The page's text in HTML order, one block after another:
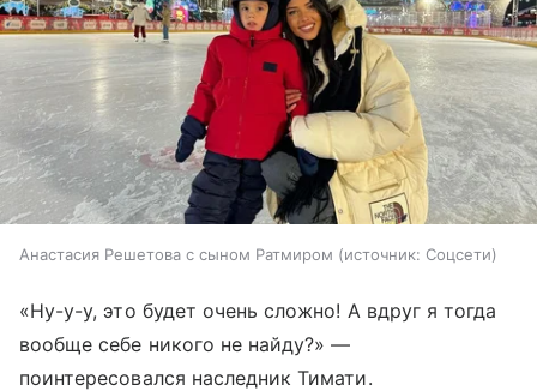
Анастасия Решетова с сыном Ратмиром источник: Соцсети
«Ну-у-у, это будет очень сложно! А вдруг я тогда
вообще себе никого не найду?» —
поинтересовался наследник Тимати.